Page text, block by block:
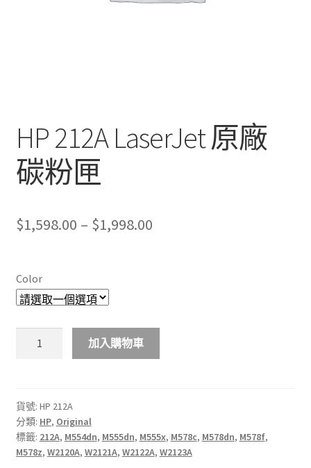
HP 212A LaserJet 原廠
碳粉匣
$1,598.00 – $1,998.00Price
$1,998.00
Color
廠
碳
粉
匣
加入購物車
貨號: HP 212A
分類: HP, Original
標籤: 212A, M554dn, M555dn, M555x, M578c, M578dn, M578f,
M578z, W2120A, W2121A, W2122A, W2123A